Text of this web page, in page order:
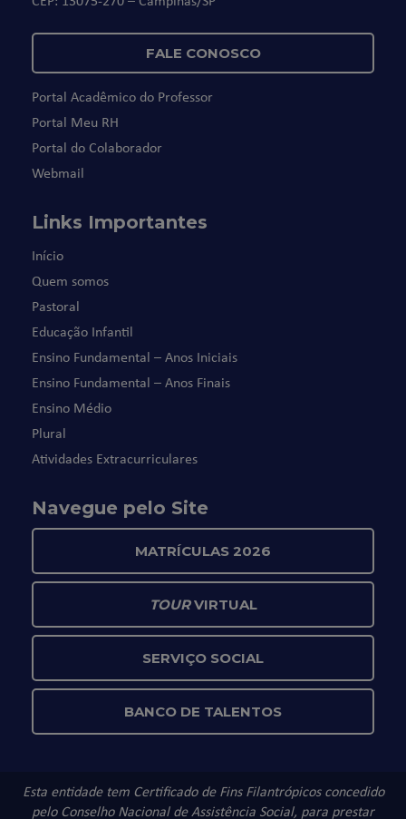
FALE CONOSCO
Portal Acadêmico do Professor
Portal Meu RH
Portal do Colaborador
Webmail
Links Importantes
Início
Quem somos
Pastoral
Educação Infantil
Ensino Fundamental – Anos Iniciais
Ensino Fundamental – Anos Finais
Ensino Médio
Plural
Atividades Extracurriculares
Navegue pelo Site
MATRÍCULAS 2026
TOURVIRTUAL
SERVIÇO SOCIAL
BANCO DE TALENTOS
Esta entidade tem Certificado de Fins Filantrópicos concedido
pelo Conselho Nacional de Assistência Social, para prestar